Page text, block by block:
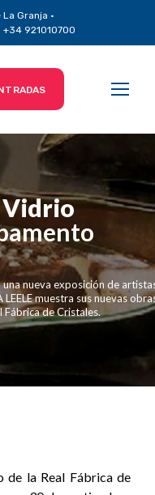
Granja ·
921010700
Vidrio
nueva exposición de
muestra sus nuevas
Fábrica de Cristales.
de la Real Fábrica de